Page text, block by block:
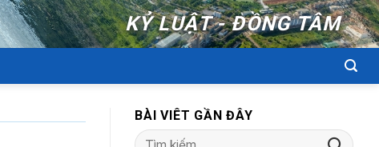
KỶ LUẬT - ĐỒNG TÂM
BÀI VIÊT GẦN ĐÂY